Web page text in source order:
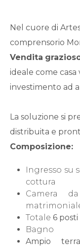
Nel cuore di
comprensorio
Vendita
ideale come
investimento ad
La soluzione si
distribuita e
Composizione:
Ingresso su
cottura
Camera
Totale6
Bagno
Ampio
1
2
5+
Bagni
minimi